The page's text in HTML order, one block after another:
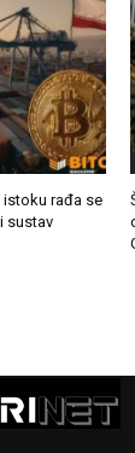
istoku rađa se
sustav